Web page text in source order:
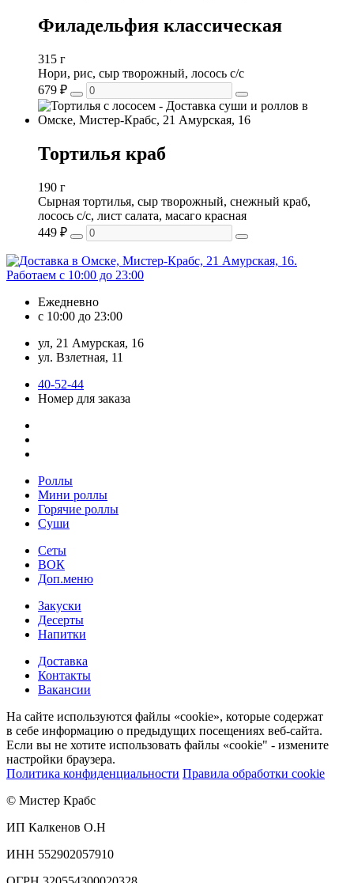
Филадельфия классическая
315 г
Нори, рис, сыр творожный, лосось с/с
679 ₽
Тортилья краб
190 г
Сырная тортилья, сыр творожный, снежный краб,
лосось с/с, лист салата, масаго красная
449 ₽
Ежедневно
с 10:00 до 23:00
ул, 21 Амурская, 16
ул. Взлетная, 11
40-52-44
Номер для заказа
Роллы
Мини роллы
Горячие роллы
Суши
Сеты
ВОК
Доп.меню
Закуски
Десерты
Напитки
Доставка
Контакты
Вакансии
На сайте используются файлы «cookie», которые содержат
в себе информацию о предыдущих посещениях веб-сайта.
Если вы не хотите использовать файлы «cookie" - измените
настройки браузера.
Политика конфиденциальности Правила обработки cookie
© Мистер Крабс
ИП Калкенов О.Н
ИНН 552902057910